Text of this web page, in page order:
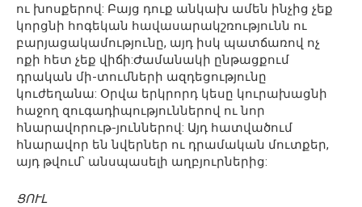
ու խոսքերով: Բայց դուք անկախ ամեն ինչից չեք
կորցնի հոգեկան հավասարակշռությունն ու
բարյացակամությունը, այդ իսկ պատճառով ոչ
ոքի հետ չեք վիճի:Ժամանակի ընթացքում
դրական մի-տումների ազդեցությունը
կուժեղանա: Օրվա երկրորդ կեսը կուրախացնի
հաջող զուգադիպություններով ու նոր
հնարավորութ-յուններով: Այդ հատվածում
հնարավոր են նվերներ ու դրամական մուտքեր,
այդ թվում՝ անսպասելի աղբյուրներից:
ՑՈՒԼ